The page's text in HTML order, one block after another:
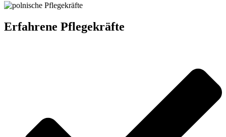
Erfahrene Pflegekräfte